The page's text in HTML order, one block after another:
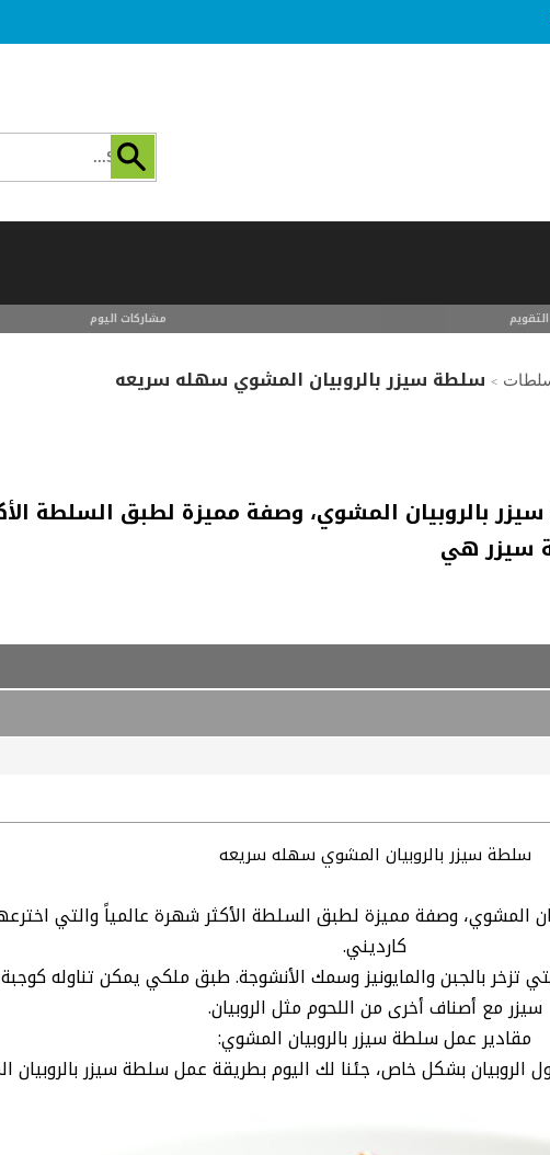
التقويم مشاركات اليوم
> سلطة سيزر بالروبيان المشوي سهله سريعه
بالروبيان المشوي، وصفة مميزة لطبق السلطة
سيزر هي
سلطة سيزر بالروبيان المشوي سهله سريعه
المشوي، وصفة مميزة لطبق السلطة الأكثر شهرة عالمياً والتي
كارديني.
بالجبن والمايونيز وسمك الأنشوجة. طبق ملكي يمكن تناوله
سيزر مع أصناف أخرى من اللحوم مثل الروبيان.
مقادير عمل سلطة سيزر بالروبيان المشوي:
بشكل خاص، جئنا لك اليوم بطريقة عمل سلطة سيزر بالروبيان